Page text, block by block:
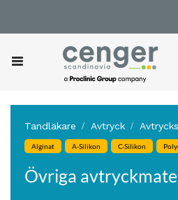
Tandläkare Avtryck
Alginat A-Silikon C-Silikon
Övriga